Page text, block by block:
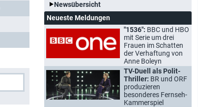
Newsübersicht
Neueste Meldungen
"1536": BBC und HBO
mit Serie um drei
Frauen im Schatten
der Verhaftung von
Anne Boleyn
TV-Duell als Polit-
Thriller: BR und ORF
produzieren
besonderes Fernseh-
Kammerspiel